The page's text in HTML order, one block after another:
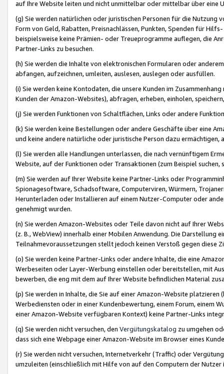
auf Ihre Website leiten und nicht unmittelbar oder mittelbar über eine
(g) Sie werden natürlichen oder juristischen Personen für die Nutzung
Form von Geld, Rabatten, Preisnachlässen, Punkten, Spenden für
beispielsweise keine Prämien- oder Treueprogramme auflegen, die
Partner-Links zu besuchen.
(h) Sie werden die Inhalte von elektronischen Formularen oder
abfangen, aufzeichnen, umleiten, auslesen, auslegen oder ausfüllen.
(i) Sie werden keine Kontodaten, die unsere Kunden im
Kunden der Amazon-Websites), abfragen, erheben, einholen,
(j) Sie werden Funktionen von Schaltflächen, Links oder andere
(k) Sie werden keine Bestellungen oder andere Geschäfte über eine
und keine andere natürliche oder juristische Person dazu
(l) Sie werden alle Handlungen unterlassen, die nach vernünftigem
Website, auf der Funktionen oder Transaktionen (zum Beispiel
(m) Sie werden auf Ihrer Website keine Partner-Links oder
Spionagesoftware, Schadsoftware, Computerviren, Würmern,
Herunterladen oder Installieren auf einem Nutzer-Computer oder
genehmigt wurden.
(n) Sie werden Amazon-Websites oder Teile davon nicht auf Ihrer
(z. B., WebView) innerhalb einer Mobilen Anwendung. Die Darstellung
Teilnahmevoraussetzungen stellt jedoch keinen Verstoß gegen diese
(o) Sie werden keine Partner-Links oder andere Inhalte, die eine
Werbeseiten oder Layer-Werbung einstellen oder bereitstellen, mit
bewerben, die eng mit dem auf Ihrer Website befindlichen Material
(p) Sie werden in Inhalte, die Sie auf einer Amazon-Website
Werbediensten oder in einer Kundenbewertung, einem Forum, einem
einer Amazon-Website verfügbaren Kontext) keine Partner-Links
(q) Sie werden nicht versuchen, den Vergütungskatalog zu umgehen
dass sich eine Webpage einer Amazon-Website im Browser eines
(r) Sie werden nicht versuchen, Internetverkehr (Traffic) oder
umzuleiten (einschließlich mit Hilfe von auf den Computern der